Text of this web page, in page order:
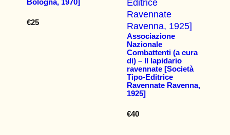
Bologna, 1970]
€25
Associazione
Nazionale
Combattenti (a cura
di) – Il lapidario
ravennate [Società
Tipo-Editrice
Ravennate Ravenna,
1925]
€40